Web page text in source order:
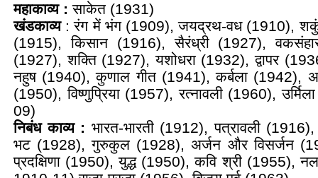
महाकाव्य : साकेत (1931)
खंडकाव्य : रंग में भंग (1909), जयद्रथ-वध (1910),
(1915), किसान (1916), सैरंध्री (1927),
(1927), शक्ति (1927), यशोधरा (1932), द्वापर
नहुष (1940), कुणाल गीत (1941), कर्बला (1942),
(1950), विष्णुप्रिया (1957), रत्नावली (1960),
09)
निबंध काव्य : भारत-भारती (1912), पत्रावली
भट (1928), गुरुकुल (1928), अर्जन और विसर्जन
प्रदक्षिणा (1950), युद्ध (1950), कवि श्री (1955),